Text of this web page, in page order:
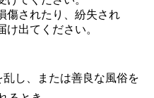
傷されたり、紛失され
け出てください。
乱し、または善良な風俗を